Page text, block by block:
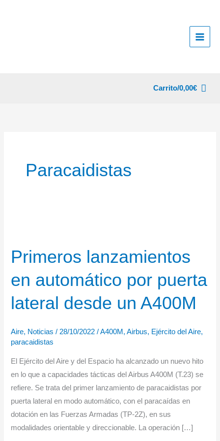
Carrito/0,00€
Paracaidistas
Primeros lanzamientos
en automático por puerta
lateral desde un A400M
Aire, Noticias / 28/10/2022/A400M ,Airbus, Ejército del Aire,
paracaidistas
El Ejército del Aire y del Espacio ha alcanzado un nuevo hito
en lo que a capacidades tácticas del Airbus A400M (T.23) se
refiere. Se trata del primer lanzamiento de paracaidistas por
puerta lateral en modo automático, con el paracaídas en
dotación en las Fuerzas Armadas (TP-2Z), en sus
modalidades orientable y direccionable. La operación […]